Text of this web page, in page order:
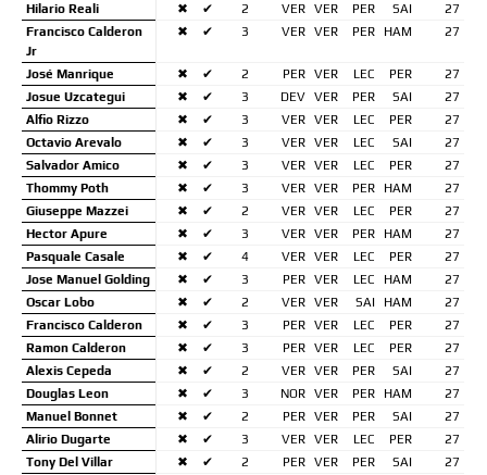
Hilario Reali ✖ ✔ 2 VER VER PER SAI
27
Francisco Calderon
Jr
✖ ✔ 3 VER VER PER HAM 27
José Manrique ✖ ✔ 2 PER VER LEC PER
27
Josue Uzcategui
✖ ✔ 3 DEV VER PER SAI
27
Alfio Rizzo
✖ ✔ 3 VER VER LEC PER
27
Octavio Arevalo
✖ ✔ 3 VER VER LEC SAI
27
Salvador Amico
✖ ✔ 3 VER VER LEC PER
27
Thommy Poth
✖ ✔ 3 VER VER PER HAM
27
Giuseppe Mazzei
✖ ✔ 2 VER VER LEC PER
27
Hector Apure
✖ ✔ 3 VER VER PER HAM
27
Pasquale Casale
✖ ✔ 4 VER VER LEC PER
27
Jose Manuel Golding
✖ ✔ 3 PER VER LEC HAM
27
Oscar Lobo
✖ ✔ 2 VER VER SAI HAM
27
Francisco Calderon
✖ ✔ 3 PER VER LEC PER
27
Ramon Calderon
✖ ✔ 3 PER VER LEC PER
27
Alexis Cepeda
✖ ✔ 2 VER VER PER SAI
27
Douglas Leon
✖ ✔ 3 NOR VER PER HAM
27
Manuel Bonnet
✖ ✔ 2 PER VER PER SAI
27
Alirio Dugarte
✖ ✔ 3 VER VER LEC PER
27
Tony Del Villar
✖ ✔ 2 PER VER PER SAI
27